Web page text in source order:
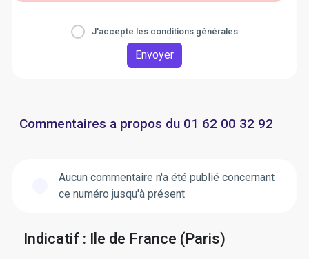
J'accepte les conditions générales
Envoyer
Commentaires a propos du 01 62 00 32 92
Aucun commentaire n'a été publié concernant
ce numéro jusqu'à présent
Indicatif : Ile de France (Paris)